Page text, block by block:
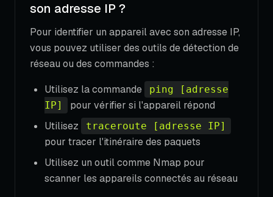
son adresse IP ?
Pour identifier un appareil avec son adresse IP,
vous pouvez utiliser des outils de détection de
réseau ou des commandes :
Utilisez la commande
ping [adresse
IP]
pour vérifier si l'appareil répond
Utilisez
traceroute [adresse IP]
pour tracer l'itinéraire des paquets
Utilisez un outil comme Nmap pour
scanner les appareils connectés au réseau